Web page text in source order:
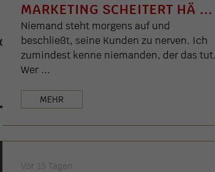
MARKETING SCHEITERT HÄ ...
Niemand steht morgens auf und
beschließt, seine Kunden zu nerven. Ich
zumindest kenne niemanden, der das tut.
Wer ...
MEHR
Vor 13 Tagen